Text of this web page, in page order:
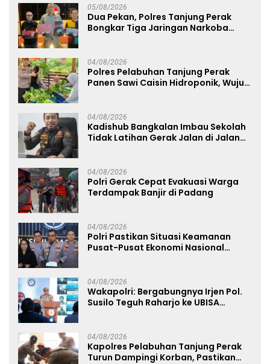
05/08/2026
Dua Pekan, Polres Tanjung Perak
Bongkar Tiga Jaringan Narkoba
04/08/2026
Polres Pelabuhan Tanjung Perak
Panen Sawi Caisin Hidroponik, Wujud
04/08/2026
Kadishub Bangkalan Imbau Sekolah
Tidak Latihan Gerak Jalan di Jalan
04/08/2026
Polri Gerak Cepat Evakuasi Warga
Terdampak Banjir di Padang
04/08/2026
Polri Pastikan Situasi Keamanan
Pusat-Pusat Ekonomi Nasional
04/08/2026
Wakapolri: Bergabungnya Irjen Pol.
Susilo Teguh Raharjo ke UBISA
04/08/2026
Kapolres Pelabuhan Tanjung Perak
Turun Dampingi Korban, Pastikan